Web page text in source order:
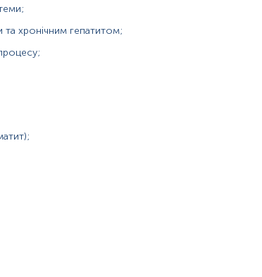
курити протягом 30 хвилин до
40 хвилин до відбору крові.
2-3 годин до відбору крові.
хронічним гепатитом;